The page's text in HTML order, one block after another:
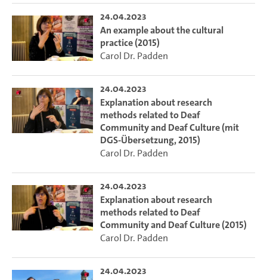
24.04.2023
An example about the cultural
practice (2015)
Carol Dr. Padden
24.04.2023
Explanation about research
methods related to Deaf
Community and Deaf Culture (mit
DGS-Übersetzung, 2015)
Carol Dr. Padden
24.04.2023
Explanation about research
methods related to Deaf
Community and Deaf Culture (2015)
Carol Dr. Padden
24.04.2023